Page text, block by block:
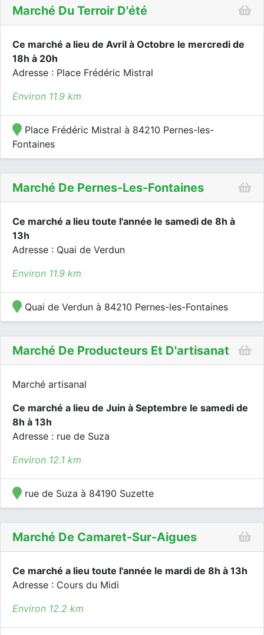
Marché Du Terroir D'été
Ce marché a lieu de Avril à Octobre le mercredi de
18h à 20h
Adresse : Place Frédéric Mistral
Environ 11.9 km
Place Frédéric Mistral à 84210 Pernes-les-
Fontaines
Marché De Pernes-Les-Fontaines
Ce marché a lieu toute l'année le samedi de 8h à
13h
Adresse : Quai de Verdun
Environ 11.9 km
Quai de Verdun à 84210 Pernes-les-Fontaines
Marché De Producteurs Et D'artisanat
Marché artisanal
Ce marché a lieu de Juin à Septembre le samedi de
8h à 13h
Adresse : rue de Suza
Environ 12.1 km
rue de Suza à 84190 Suzette
Marché De Camaret-Sur-Aigues
Ce marché a lieu toute l'année le mardi de 8h à 13h
Adresse : Cours du Midi
Environ 12.2 km